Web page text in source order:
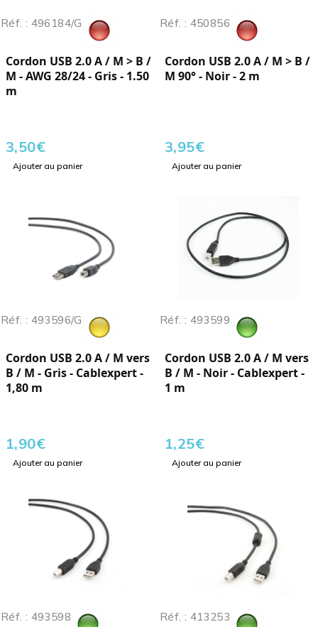
Réf. : 496184/G
Cordon USB 2.0 A / M > B /
M - AWG 28/24 - Gris - 1.50
m
3,50€
Ajouter au panier
Réf. : 450856
Cordon USB 2.0 A / M > B /
M 90° - Noir - 2 m
3,95€
Ajouter au panier
Réf. : 493596/G
Cordon USB 2.0 A / M vers
B / M - Gris - Cablexpert -
1,80 m
1,90€
Ajouter au panier
Réf. : 493599
Cordon USB 2.0 A / M vers
B / M - Noir - Cablexpert -
1 m
1,25€
Ajouter au panier
Réf. : 493598 Réf. : 413253